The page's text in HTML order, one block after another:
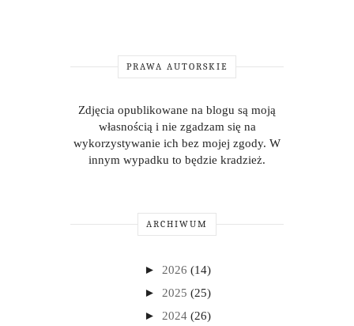
PRAWA AUTORSKIE
Zdjęcia opublikowane na blogu są moją
własnością i nie zgadzam się na
wykorzystywanie ich bez mojej zgody. W
innym wypadku to będzie kradzież.
ARCHIWUM
► 2026 (14)
► 2025 (25)
► 2024 (26)